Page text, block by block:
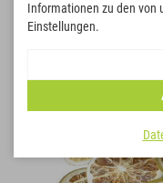
Informationen zu den von
Einstellungen.